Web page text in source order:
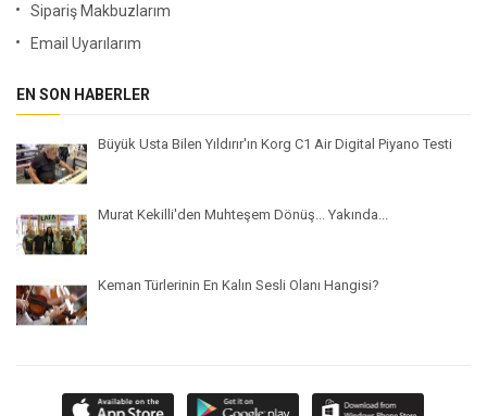
Sipariş Makbuzlarım
Email Uyarılarım
EN SON HABERLER
Büyük Usta Bilen Yıldırır'ın Korg C1 Air Digital Piyano Testi
Murat Kekilli'den Muhteşem Dönüş... Yakında...
Keman Türlerinin En Kalın Sesli Olanı Hangisi?